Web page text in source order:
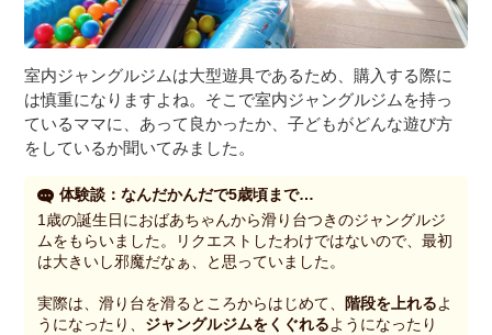
室内ジャングルジムは大型遊具であるため、購入する際に
は慎重になりますよね。そこで室内ジャングルジムを持っ
ているママに、あって良かったか、子どもがどんな遊び方
をしているか聞いてみました。
体験談：なんだかんだで5歳頃まで…
1歳の誕生日におばあちゃんから滑り台つきのジャングルジ
ムをもらいました。リクエストしたわけではないので、最初
は大きいし邪魔だなぁ、と思っていました。
実際は、滑り台を滑るところからはじめて、 階段を上れるよ
うになったり、 ジャングルジムをくぐれるようになったり